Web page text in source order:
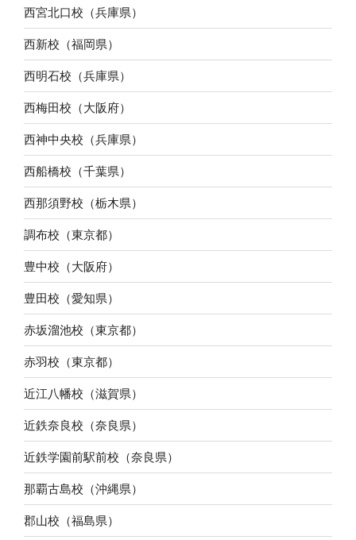
西宮北口校（兵庫県）
西新校（福岡県）
西明石校（兵庫県）
西梅田校（大阪府）
西神中央校（兵庫県）
西船橋校（千葉県）
西那須野校（栃木県）
調布校（東京都）
豊中校（大阪府）
豊田校（愛知県）
赤坂溜池校（東京都）
赤羽校（東京都）
近江八幡校（滋賀県）
近鉄奈良校（奈良県）
近鉄学園前駅前校（奈良県）
那覇古島校（沖縄県）
郡山校（福島県）